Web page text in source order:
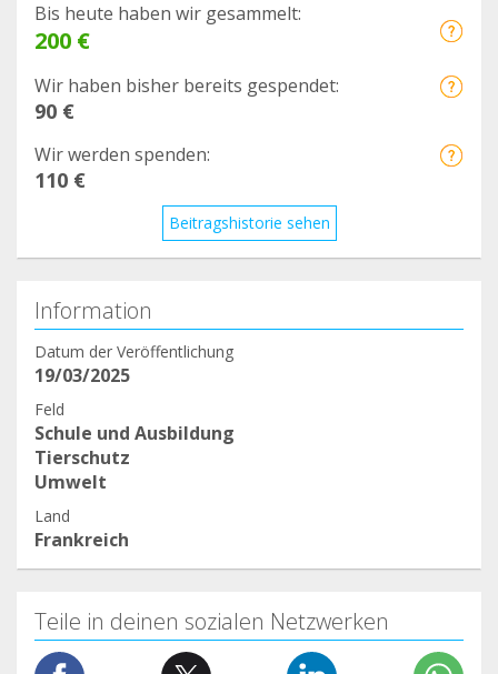
Bis heute haben wir gesammelt:
200 €
Wir haben bisher bereits gespendet:
90 €
Wir werden spenden:
110 €
Beitragshistorie sehen
Information
Datum der Veröffentlichung
19/03/2025
Feld
Schule und Ausbildung
Tierschutz
Umwelt
Land
Frankreich
Teile in deinen sozialen Netzwerken